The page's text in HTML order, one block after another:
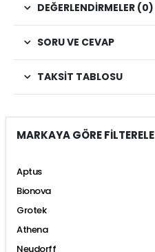
DEĞERLENDIRMELER (0)
SORU VE CEVAP
TAKSIT TABLOSU
MARKAYA GÖRE FİLTERELE
Aptus
Bionova
Grotek
Athena
Neudorff